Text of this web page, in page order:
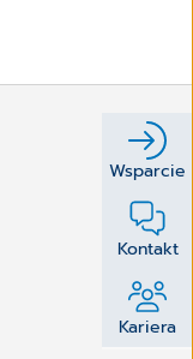
Wsparcie
Kontakt
Kariera